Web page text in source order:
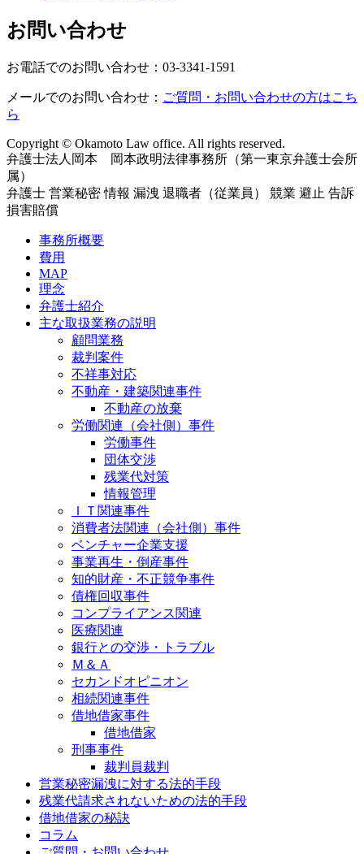
お問い合わせ
お電話でのお問い合わせ：03-3341-1591
メールでのお問い合わせ： ご質問・お問い合わせの方はこち
ら
Copyright © Okamoto Law office. All rights reserved.
弁護士法人岡本 岡本政明法律事務所（第一東京弁護士会所
属）
弁護士 営業秘密 情報 漏洩 退職者（従業員） 競業 避止 告訴
損害賠償
事務所概要
費用
MAP
理念
弁護士紹介
主な取扱業務の説明
顧問業務
裁判案件
不祥事対応
不動産・建築関連事件
不動産の放棄
労働関連（会社側）事件
労働事件
団体交渉
残業代対策
情報管理
ＩＴ関連事件
消費者法関連（会社側）事件
ベンチャー企業支援
事業再生・倒産事件
知的財産・不正競争事件
債権回収事件
コンプライアンス関連
医療関連
銀行との交渉・トラブル
Ｍ＆Ａ
セカンドオピニオン
相続関連事件
借地借家事件
借地借家
刑事事件
裁判員裁判
営業秘密漏洩に対する法的手段
残業代請求されないための法的手段
借地借家の秘訣
コラム